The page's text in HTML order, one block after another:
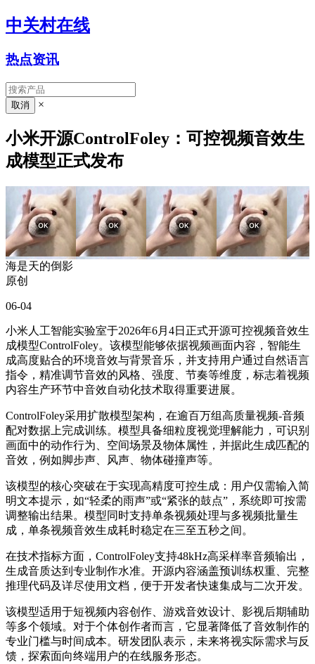
中关村在线
热点资讯
×
小米开源ControlFoley：可控视频音效生
成模型正式发布
海是天的倒影
原创
06-04
小米人工智能实验室于2026年6月4日正式开源可控视频音效生
成模型ControlFoley。该模型能够依据视频画面内容，智能生
成高度贴合的环境音效与背景音乐，并支持用户通过自然语言
指令，精准调节音效的风格、强度、节奏等维度，标志着视频
内容生产环节中音效自动化技术取得重要进展。
ControlFoley采用扩散模型架构，在逾百万组高质量视频-音频
配对数据上完成训练。模型具备细粒度视觉理解能力，可识别
画面中的动作行为、空间场景及物体属性，并据此生成匹配的
音效，例如脚步声、风声、物体碰撞声等。
该模型的核心突破在于实现高精度可控生成：用户仅需输入简
明文本提示，如“轻柔的雨声”或“紧张的鼓点”，系统即可按需
调整输出结果。模型同时支持单条视频处理与多视频批量生
成，单条视频音效生成耗时稳定在三至五秒之间。
在技术指标方面，ControlFoley支持48kHz高采样率音频输出，
生成音质达到专业制作水准。开源内容涵盖预训练权重、完整
推理代码及详尽使用文档，便于开发者快速集成与二次开发。
该模型适用于短视频内容创作、游戏音效设计、影视后期辅助
等多个领域。对于个体创作者而言，它显著降低了音效制作的
专业门槛与时间成本。研发团队表示，未来将视实际需求与反
馈，探索面向终端用户的在线服务形态。